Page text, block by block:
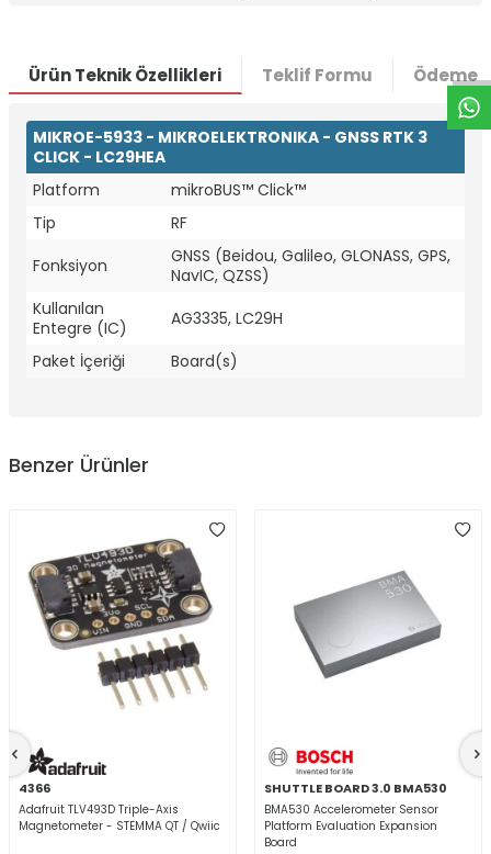
Ürün Teknik Özellikleri Teklif Formu Ödeme
MIKROE-5933 - MIKROELEKTRONIKA - GNSS RTK 3
CLICK - LC29HEA
Platform
mikroBUS™ Click™
Tip
RF
Fonksiyon
GNSS (Beidou, Galileo, GLONASS, GPS,
NavIC, QZSS)
Kullanılan
Entegre (IC)
AG3335, LC29H
Paket İçeriği
Board(s)
Benzer Ürünler
4366
Adafruit TLV493D Triple-Axis
Magnetometer - STEMMA QT / Qwiic
SHUTTLE BOARD 3.0 BMA530
BMA530 Accelerometer Sensor
Platform Evaluation Expansion
Board